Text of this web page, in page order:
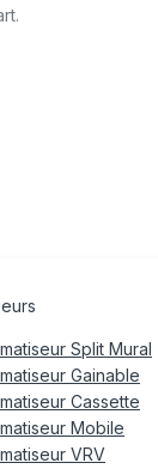
Split Mural
Gainable
Cassette
Mobile
VRV